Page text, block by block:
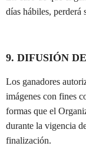
días hábiles, perderá
9. DIFUSIÓN
Los ganadores
imágenes con fines
formas que el
durante la vigencia
finalización.